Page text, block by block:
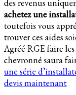
des revenus
achetez une
toutefois vous
trouver ces aides
Agréé RGE faire
chevronné saura
une série
devis maintenant